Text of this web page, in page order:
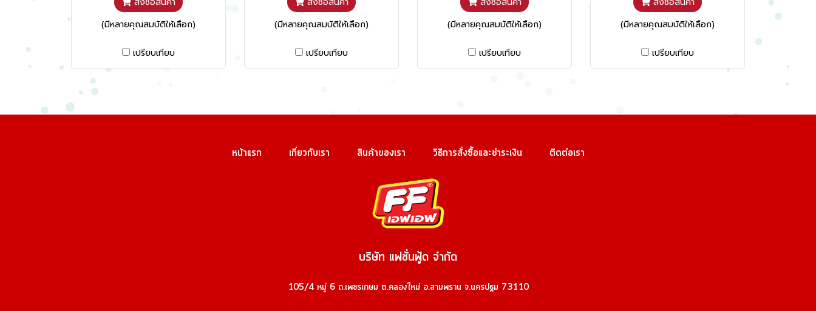
(มีหลายคุณสมบัติให้เลือก)
เปรียบเทียบ
(มีหลายคุณสมบัติให้เลือก)
เปรียบเทียบ
(มีหลายคุณสมบัติให้เลือก)
เปรียบเทียบ
(มีหลายคุณสมบัติให้เลือก)
เปรียบเทียบ
หน้าแรก เกี่ยวกับเรา สินค้าของเรา วิธีการสั่งซื้อและชำระเงิน ติดต่อเรา
บริษัท แฟชั่นฟู้ด จำกัด
105/4 หมู่ 6 ถ.เพชรเกษม ต.คลองใหม่ อ.สามพราน จ.นครปฐม 73110